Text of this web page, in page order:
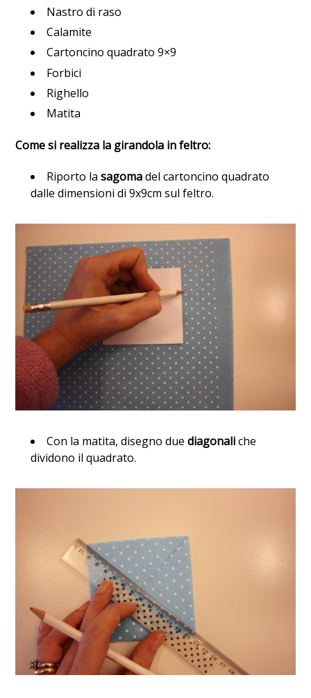
Nastro di raso
Calamite
Cartoncino quadrato 9×9
Forbici
Righello
Matita
Come si realizza la girandola in feltro:
Riporto la sagomadel cartoncino quadrato
dalle dimensioni di 9x9cm sul feltro.
Con la matita, disegno due diagonaliche
dividono il quadrato.